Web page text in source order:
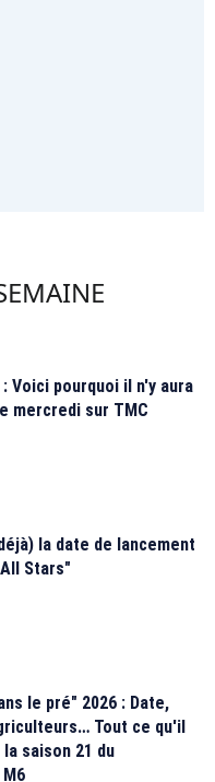
Voici pourquoi il n'y aura
mercredi sur TMC
la date de lancement
Stars"
le pré" 2026 : Date,
Tout ce qu'il
saison 21 du